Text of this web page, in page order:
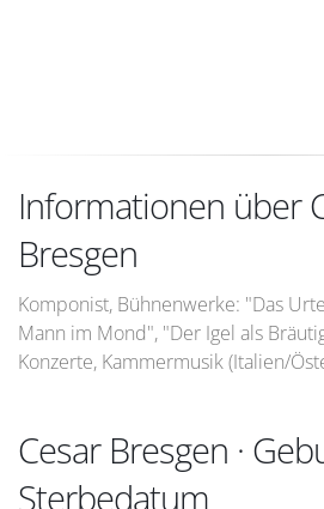
Informationen über
Bresgen
Komponist, Bühnenwerke: "Das
Mann im Mond", "Der Igel als
Konzerte, Kammermusik (Italien/
Cesar Bresgen ·
Sterbedatum